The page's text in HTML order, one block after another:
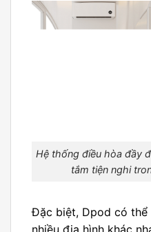
Hệ thống điều hòa đầy
tắm tiện nghi
Đặc biệt, Dpod có thể
nhiều địa hình khác